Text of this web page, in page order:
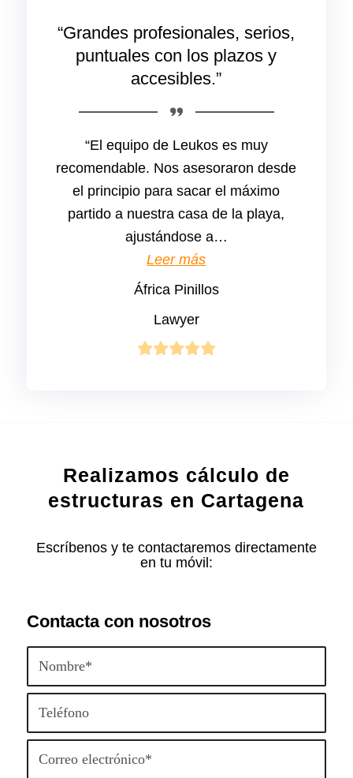
“Grandes profesionales, serios,
puntuales con los plazos y
accesibles.”
“El equipo de Leukos es muy
recomendable. Nos asesoraron desde
el principio para sacar el máximo
partido a nuestra casa de la playa,
ajustándose a…
Leer más““Grandes
África Pinillos
Lawyer
Realizamos cálculo de
estructuras en Cartagena
Escríbenos y te contactaremos directamente
en tu móvil:
Contacta con nosotros